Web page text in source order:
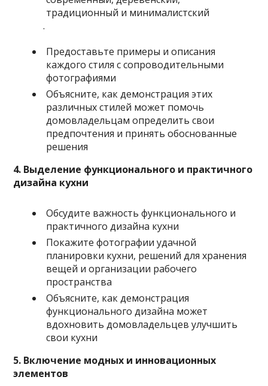
традиционный и минималистский
.
Предоставьте примеры и описания
каждого стиля с сопроводительными
фотографиями
Объясните, как демонстрация этих
различных стилей может помочь
домовладельцам определить свои
предпочтения и принять обоснованные
решения
4. Выделение функционального и практичного
дизайна кухни
Обсудите важность функционального и
практичного дизайна кухни
Покажите фотографии удачной
планировки кухни, решений для хранения
вещей и организации рабочего
пространства
Объясните, как демонстрация
функционального дизайна может
вдохновить домовладельцев улучшить
свои кухни
5. Включение модных и инновационных
элементов